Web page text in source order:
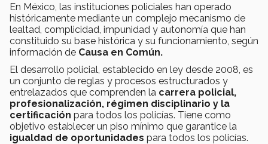
En México, las instituciones policiales han operado
históricamente mediante un complejo mecanismo de
lealtad, complicidad, impunidad y autonomía que han
constituido su base histórica y su funcionamiento, según
información de Causa en Común.
El desarrollo policial, establecido en ley desde 2008, es
un conjunto de reglas y procesos estructurados y
entrelazados que comprenden la carrera policial,
profesionalización, régimen disciplinario y la
certificación para todos los policías. Tiene como
objetivo establecer un piso mínimo que garantice la
igualdad de oportunidades para todos los policías.